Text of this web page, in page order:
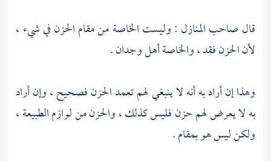
قال صاحب المنازل : وليست الخاصة من مقام الحزن في شيء ،
لأن الحزن فقد ، والخاصة أهل وجدان .
وهذا إن أراد به أنه لا ينبغي لهم تعمد الحزن فصحيح ، وإن أراد
به لا يعرض لهم حزن فليس كذلك ، والحزن من لوازم الطبيعة ،
ولكن ليس هو بمقام .